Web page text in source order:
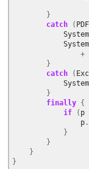
}
catch
(
System
System
+
}
catch
(
System
}
finally {
if
( p
p .
}
}
}
}